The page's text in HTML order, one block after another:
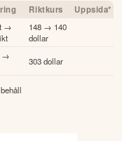
Riktkurs Uppsida*
→
148 → 140
dollar
→
303 dollar